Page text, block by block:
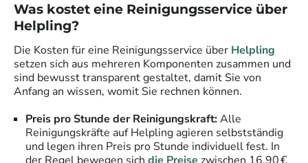
Was kostet eine Reinigungsservice über
Helpling?
Die Kosten für eine Reinigungsservice über Helpling
setzen sich aus mehreren Komponenten zusammen und
sind bewusst transparent gestaltet, damit Sie von
Anfang an wissen, womit Sie rechnen können.
Preis pro Stunde der Reinigungskraft:Alle
Reinigungskräfte auf Helpling agieren selbstständig
und legen ihren Preis pro Stunde individuell fest. In